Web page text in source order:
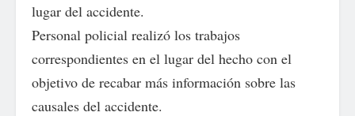
lugar del accidente.
Personal policial realizó los trabajos
correspondientes en el lugar del hecho con el
objetivo de recabar más información sobre las
causales del accidente.